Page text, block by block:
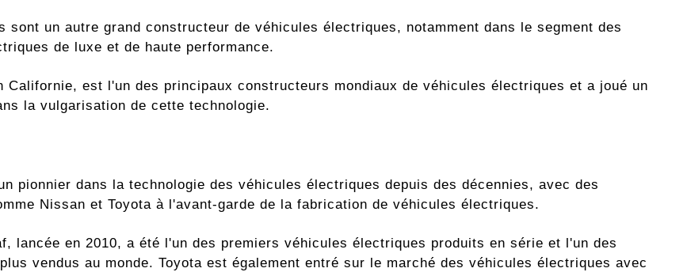
sont un autre grand constructeur de véhicules électriques, notamment dans le segment des
de luxe et de haute performance.
Californie, est l'un des principaux constructeurs mondiaux de véhicules électriques et a joué un
la vulgarisation de cette technologie.
pionnier dans la technologie des véhicules électriques depuis des décennies, avec des
Nissan et Toyota à l'avant-garde de la fabrication de véhicules électriques.
lancée en 2010, a été l'un des premiers véhicules électriques produits en série et l'un des
vendus au monde. Toyota est également entré sur le marché des véhicules électriques avec